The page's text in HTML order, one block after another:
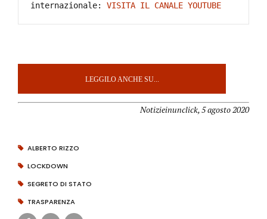
internazionale: VISITA IL CANALE YOUTUBE
LEGGILO ANCHE SU...
Notizieinunclick, 5 agosto 2020
ALBERTO RIZZO
LOCKDOWN
SEGRETO DI STATO
TRASPARENZA